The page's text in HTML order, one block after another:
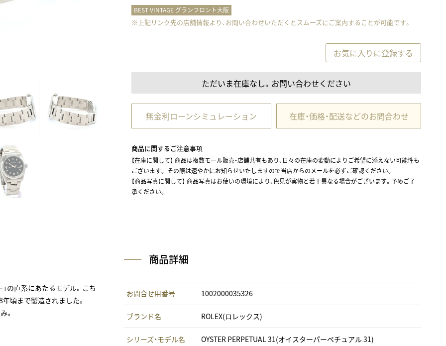
BEST VINTAGE グランフロント大阪
※上記リンク先の店舗情報より、お問い合わせいただくとスムーズにご案内することが可能です。
お気に入りに登録する
ただいま在庫なし。お問い合わせください
無金利ローンシミュレーション 在庫・価格・配送などのお問合わせ
商品に関するご注意事項
【在庫に関して】 商品は複数モール販売・店舗共有もあり、日々の在庫の変動によりご希望に添えない可能性も
ございます。 その際は速やかにお知らせいたしますので当店からのメールを必ずご確認ください。
【商品写真に関して】 商品写真はお使いの環境により、色見が実物と若干異なる場合がございます。予めご了
承ください。
の直系にあたるモデル。こち
頃まで製造されました。
。
商品詳細
お問合せ用番号 1002000035326
ブランド名 ROLEX(ロレックス)
シリーズ・モデル名 OYSTER PERPETUAL 31(オイスターパーペチュアル 31)